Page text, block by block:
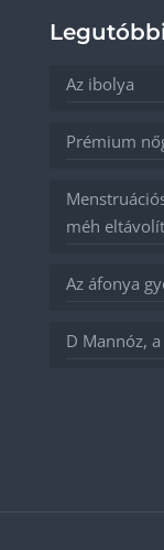
Az ibolya
Prémium
méh
Az áfonya
D Mannóz,